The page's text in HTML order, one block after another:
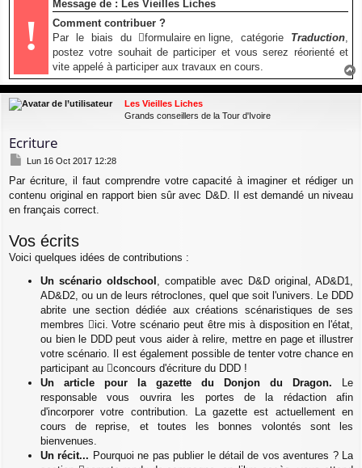
!
Message de : Les Vieilles Liches
Comment contribuer ?
Par le biais du
formulaire en ligne , catégorie Traduction
postez votre souhait de participer et vous serez réorienté et
vite appelé à participer aux travaux en cours.
a
u
Les Vieilles Liches
Grands conseillers de la Tour d'Ivoire
Ecriture
M
s
s
a
Lun 16 Oct 2017 12:28
Par écriture, il faut comprendre votre capacité à imaginer et rédiger un
contenu original en rapport bien sûr avec D&D. Il est demandé un niveau
en français correct.
Vos écrits
Voici quelques idées de contributions :
Un scénario oldschool , compatible avec D&D original, AD&D1,
AD&D2, ou un de leurs rétroclones, quel que soit l'univers. Le DDD
abrite une section dédiée aux créations scénaristiques de ses
membres
ici . Votre scénario peut être mis à disposition en l'état,
ou bien le DDD peut vous aider à relire, mettre en page et illustrer
votre scénario. Il est également possible de tenter votre chance en
participant au
concours d'écriture du DDD !
Un article pour la gazette du Donjon du Dragon. Le
responsable vous ouvrira les portes de la rédaction afin
d'incorporer votre contribution. La gazette est actuellement en
cours de reprise, et toutes les bonnes volontés sont les
bienvenues.
Un récit... Pourquoi ne pas publier le détail de vos aventures ? La